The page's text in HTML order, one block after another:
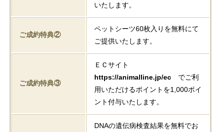
いたします。
ご成約特典②
ペットシーツ60枚入りを無料にて
ご提供いたします。
ご成約特典③
ＥＣサイト
https://animalline.jp/ec でご利
用いただけるポイントを1,000ポイ
ント付与いたします。
DNAの遺伝病検査結果を無料でお